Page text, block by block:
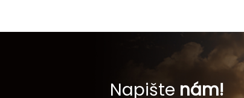
Napište nám!